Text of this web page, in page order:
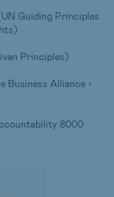
Guiding Principles
Principles)
Business Alliance，
8000